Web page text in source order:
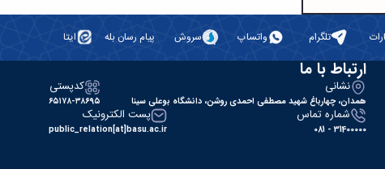
تلگرام واتساپ سروش پیام رسان بله ایتا
ارتباط با ما
نشانی
همدان، چهارباغ شهید مصطفی احمدی روشن، دانشگاه بوعلی سینا
کدپستی
۶۵۱۷۸-۳۸۶۹۵
شماره تماس
31400000 - 081
پست الکترونیک
public_relation[at]basu.ac.ir